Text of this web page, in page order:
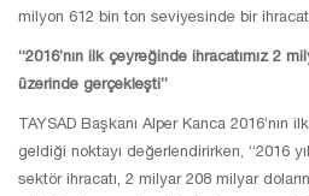
milyon 612 bin ton seviyesinde bir ihracat
“2016’nın ilk çeyreğinde ihracatımız 2
üzerinde gerçekleşti”
TAYSAD Başkanı Alper Kanca 2016’nın
geldiği noktayı değerlendirirken, “2016
sektör ihracatı, 2 milyar 208 milyar